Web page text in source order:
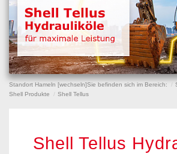
Standort Hameln [wechseln]Sie befinden sich im Bereich:
Shell Produkte
Shell Tellus
Shell Tellus